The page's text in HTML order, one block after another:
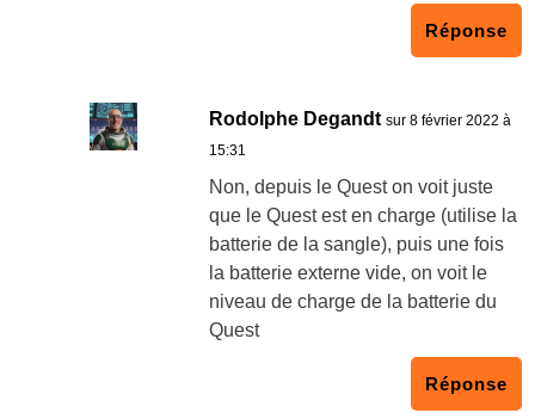
Réponse
Rodolphe Degandt sur 8 février 2022 à
15:31
Non, depuis le Quest on voit juste
que le Quest est en charge (utilise la
batterie de la sangle), puis une fois
la batterie externe vide, on voit le
niveau de charge de la batterie du
Quest
Réponse